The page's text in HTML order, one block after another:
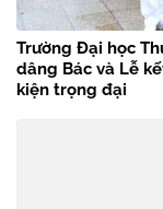
Trường Đại học
dâng Bác và Lễ
kiện trọng đại